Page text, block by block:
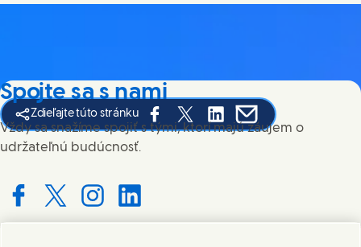
Zdieľajte túto stránku
Share this page on Facebook
Share this page on X
Share this page on Linked
Share this page on
Spojte sa s nami
Vždy sa snažíme spojiť s tými, ktorí majú záujem o
udržateľnú budúcnosť.
with us on Facebook
Connect with us on X
Connect with us on Instagram
Connect with us on LinkedIn